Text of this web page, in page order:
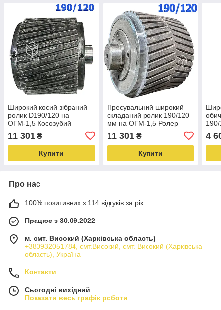
Широкий косий зібраний
ролик D190/120 на
ОГМ-1,5 Косозубий
широкий ролер для прес-
гранюлятора ОГМ-1 5
11 301 ₴
Купити
Пресувальний широкий
складаний ролик 190/120
мм на ОГМ-1,5 Ролер
гранулятора ОГМПрес
ролик ОГМ
11 301₴
Купити
4
Про нас
100% позитивних з 114 відгуків за рік
Працює з 30.09.2022
м. смт. Високий (Харківська область)
+380932051784, смт.Високий, смт. Високий (Харківська
область), Україна
Контакти
Сьогодні вихідний
Показати весь графік роботи